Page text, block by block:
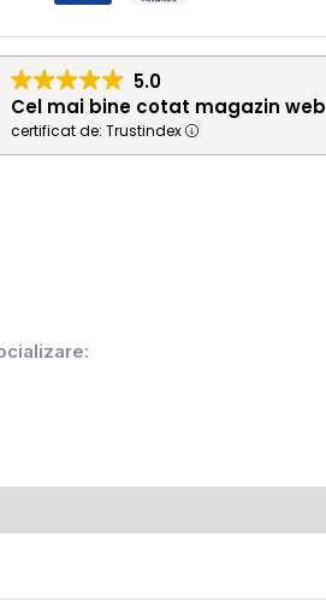
5.0
Cel mai bine cotat magazin web
certificat de: Trustindex